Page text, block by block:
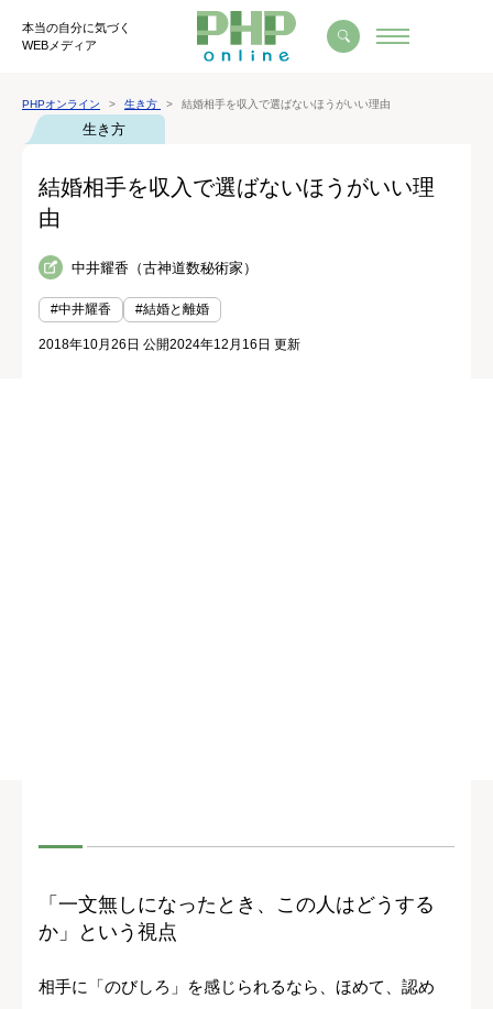
本当の自分に気づく
WEBメディア
PHPオンライン 生き方 結婚相手を収入で選ばないほうがいい理由
生き方
結婚相手を収入で選ばないほうがいい理
由
中井耀香（古神道数秘術家）
#中井耀香 #結婚と離婚
2018年10月26日 公開2024年12月16日 更新
「一文無しになったとき、この人はどうする
か」という視点
相手に「のびしろ」を感じられるなら、ほめて、認め